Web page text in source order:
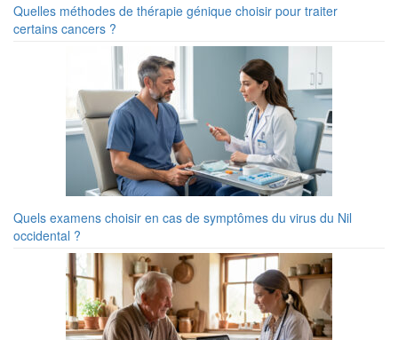
Quelles méthodes de thérapie génique choisir pour traiter
certains cancers ?
Quels examens choisir en cas de symptômes du virus du Nil
occidental ?